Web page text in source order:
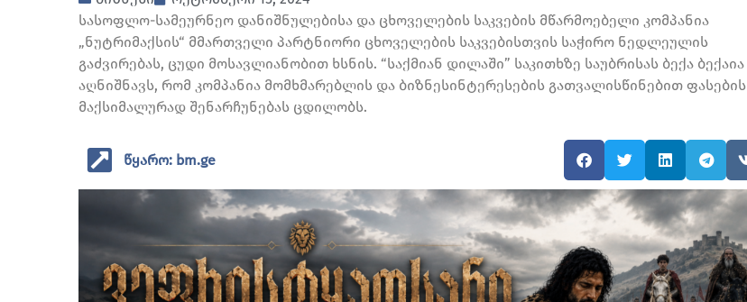
სასოფლო-სამეურნეო დანიშნულებისა და ცხოველების საკვების მწარმოებელი კომპანია
„ნუტრიმაქსის“ მმართველი პარტნიორი ცხოველების საკვებისთვის საჭირო ნედლეულის
გაძვირებას, ცუდი მოსავლიანობით ხსნის. “საქმიან დილაში” საკითხზე საუბრისას ბექა ბექაია
აღნიშნავს, რომ კომპანია მომხმარებლის და ბიზნესინტერესების გათვალისწინებით ფასების
მაქსიმალურად შენარჩუნებას ცდილობს.
წყარო: bm.ge